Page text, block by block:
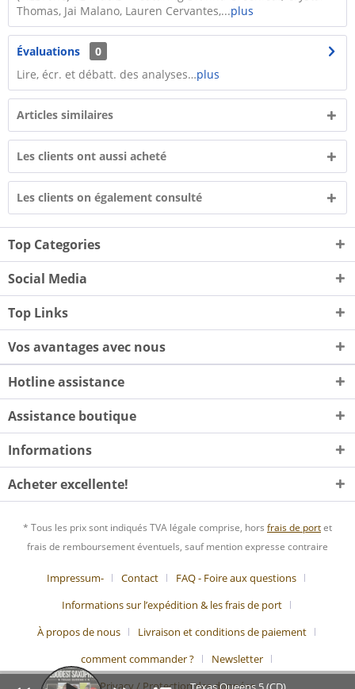
Thomas, Jai Malano, Lauren Cervantes,...plus
Évaluations
0
Lire, écr. et débatt. des analyses…plus
Articles similaires
Les clients ont aussi acheté
Les clients on également consulté
Top Categories
Social Media
Top Links
Vos avantages avec nous
Hotline assistance
Assistance boutique
Informations
Acheter excellente!
* Tous les prix sont indiqués TVA légale comprise, hors frais de portet
frais de remboursement éventuels, sauf mention expresse contraire
Impressum- Contact
FAQ - Foire aux questions
Informations sur l’expédition & les frais de port
À propos de nous
Livraison et conditions de paiement
comment commander ?
Newsletter
Privacy / Protection des données